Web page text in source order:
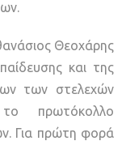
Θεοχάρης
και της
των στελεχών
πρωτόκολλο
Για πρώτη φορά